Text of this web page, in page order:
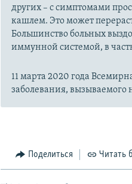
других – с симптомами
кашлем. Это может
Большинство больных
иммунной системой, в
11 марта 2020 года
заболевания,
Поделиться Читать